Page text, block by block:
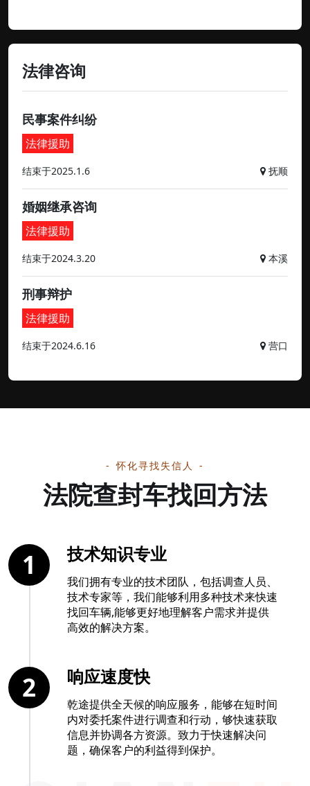
法律咨询
民事案件纠纷
法律援助
结束于2025.1.6 抚顺
婚姻继承咨询
法律援助
结束于2024.3.20 本溪
刑事辩护
法律援助
结束于2024.6.16 营口
怀化寻找失信人
法院查封车找回方法
技术知识专业
我们拥有专业的技术团队，包括调查人员、
技术专家等，我们能够利用多种技术来快速
找回车辆,能够更好地理解客户需求并提供
高效的解决方案。
1
响应速度快
乾途提供全天候的响应服务，能够在短时间
内对委托案件进行调查和行动，够快速获取
信息并协调各方资源。致力于快速解决问
题，确保客户的利益得到保护。
2